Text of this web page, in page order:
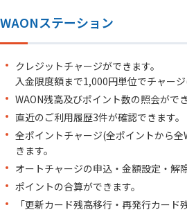
WAONステーション
クレジットチャージができます。
入金限度額まで1,000円単位でチャージ
WAON残高及びポイント数の照会ができ
直近のご利用履歴3件が確認できます。
全ポイントチャージ(全ポイントから全
きます。
オートチャージの申込・金額設定・解
ポイントの合算ができます。
「更新カード残高移行・再発行カード